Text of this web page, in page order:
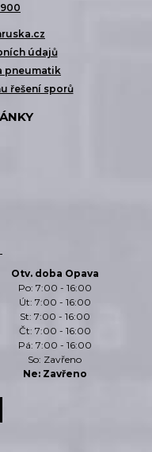
údajů
pneumatik
řešení sporů
Otv. doba Opava
Po: 7:00 - 16:00
Út: 7:00 - 16:00
St: 7:00 - 16:00
Čt: 7:00 - 16:00
Pá: 7:00 - 16:00
So: Zavřeno
Ne: Zavřeno